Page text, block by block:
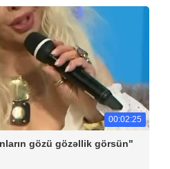
00:02:25
gözü gözəllik görsün"